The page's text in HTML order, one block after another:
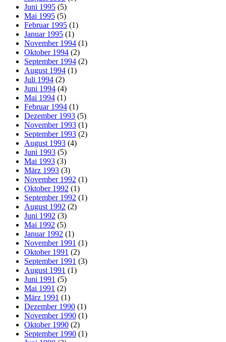
Juni 1995 (5)
Mai 1995 (5)
Februar 1995 (1)
Januar 1995 (1)
November 1994 (1)
Oktober 1994 (2)
September 1994 (2)
August 1994 (1)
Juli 1994 (2)
Juni 1994 (4)
Mai 1994 (1)
Februar 1994 (1)
Dezember 1993 (5)
November 1993 (1)
September 1993 (2)
August 1993 (4)
Juni 1993 (5)
Mai 1993 (3)
März 1993 (3)
November 1992 (1)
Oktober 1992 (1)
September 1992 (1)
August 1992 (2)
Juni 1992 (3)
Mai 1992 (5)
Januar 1992 (1)
November 1991 (1)
Oktober 1991 (2)
September 1991 (3)
August 1991 (1)
Juni 1991 (5)
Mai 1991 (2)
März 1991 (1)
Dezember 1990 (1)
November 1990 (1)
Oktober 1990 (2)
September 1990 (1)